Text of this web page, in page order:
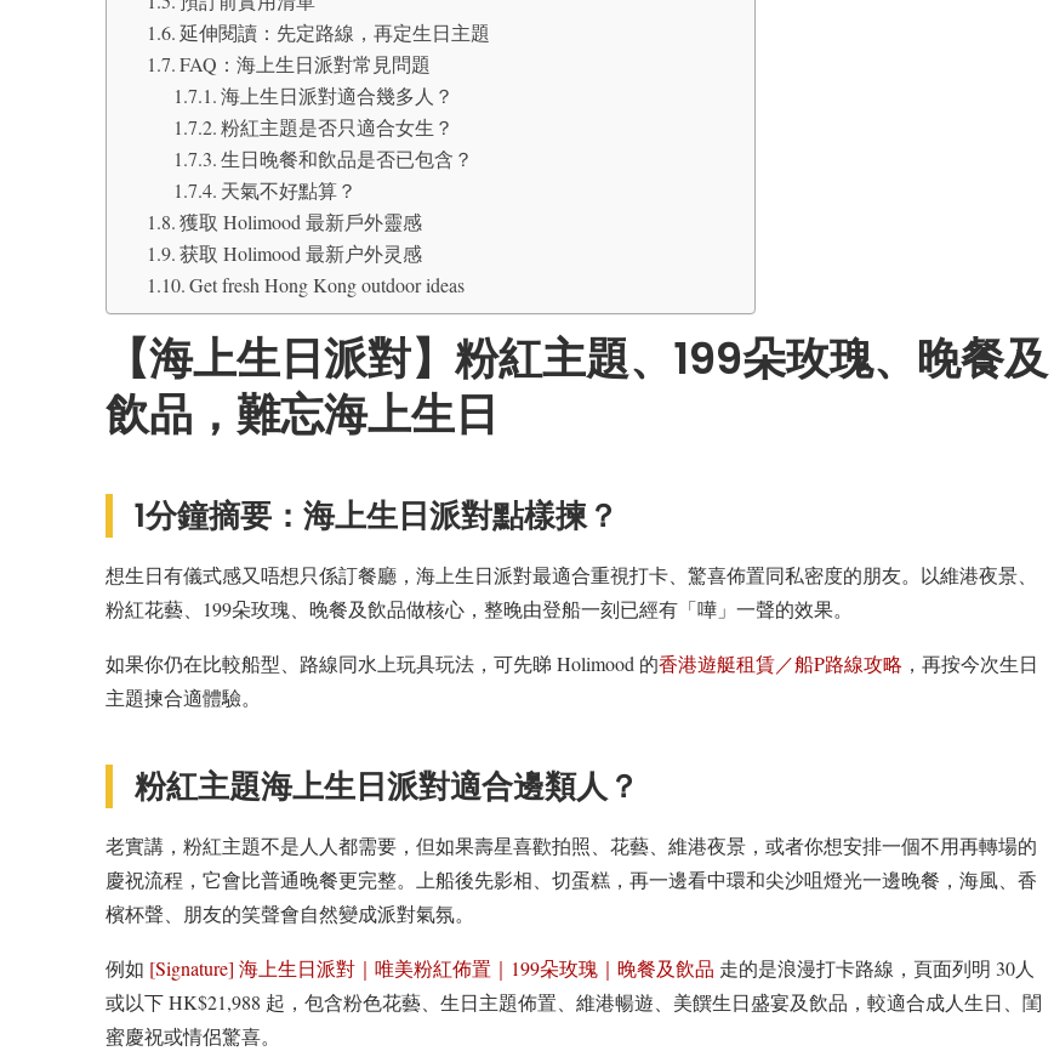
延伸閱讀：先定路線，再定生日主題
FAQ：海上生日派對常見問題
海上生日派對適合幾多人？
粉紅主題是否只適合女生？
生日晚餐和飲品是否已包含？
天氣不好點算？
獲取 Holimood 最新戶外靈感
获取 Holimood 最新户外灵感
Get fresh Hong Kong outdoor ideas
【海上生日派對】粉紅主題、199朵玫瑰、晚餐及
飲品，難忘海上生日
1分鐘摘要：海上生日派對點樣揀？
想生日有儀式感又唔想只係訂餐廳，海上生日派對最適合重視打卡、驚喜佈置同私密度的朋友。以維港夜景、
粉紅花藝、199朵玫瑰、晚餐及飲品做核心，整晚由登船一刻已經有「嘩」一聲的效果。
如果你仍在比較船型、路線同水上玩具玩法，可先睇 Holimood 的香港遊艇租賃／船P路線攻略 ，再按今次生日
主題揀合適體驗。
粉紅主題海上生日派對適合邊類人？
老實講，粉紅主題不是人人都需要，但如果壽星喜歡拍照、花藝、維港夜景，或者你想安排一個不用再轉場的
慶祝流程，它會比普通晚餐更完整。上船後先影相、切蛋糕，再一邊看中環和尖沙咀燈光一邊晚餐，海風、香
檳杯聲、朋友的笑聲會自然變成派對氣氛。
例如 [Signature] 海上生日派對｜唯美粉紅佈置｜199朵玫瑰｜晚餐及飲品 走的是浪漫打卡路線，頁面列明 30人
或以下 HK$21,988 起，包含粉色花藝、生日主題佈置、維港暢遊、美饌生日盛宴及飲品，較適合成人生日、閨
蜜慶祝或情侶驚喜。